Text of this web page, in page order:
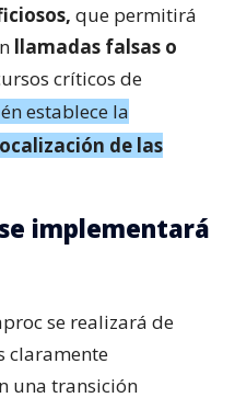
que permitirá
llamadas falsas o
críticos de
establece la
de las
implementará
se realizará de
claramente
una transición